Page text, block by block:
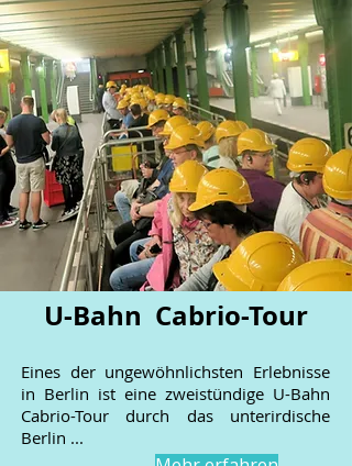
U-Bahn Cabrio-Tour
Eines der ungewöhnlichsten Erlebnisse
in Berlin ist eine zweistündige U-Bahn
Cabrio-Tour durch das unterirdische
Berlin ...